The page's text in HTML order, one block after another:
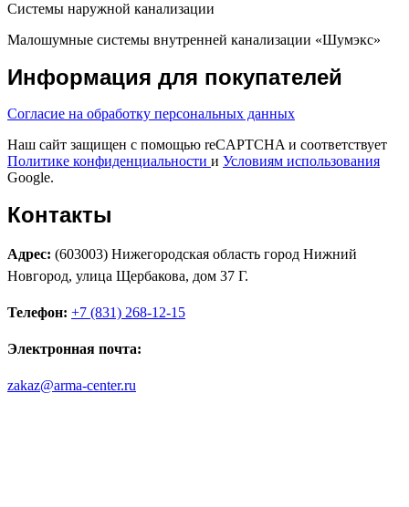
Системы наружной канализации
Малошумные системы внутренней канализации «Шумэкс»
Информация для покупателей
Согласие на обработку персональных данных
Наш сайт защищен с помощью reCAPTCHA и соответствует
Политике конфиденциальности и Условиям использования
Google.
Контакты
Адрес: (603003) Нижегородская область город Нижний
Новгород, улица Щербакова, дом 37 Г.
Телефон: +7 (831) 268-12-15
Электронная почта:
zakaz@arma-center.ru